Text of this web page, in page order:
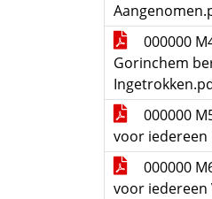
000000
Gorinchem
000000
voor
000000
voor